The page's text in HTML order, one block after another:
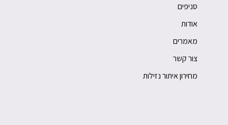
סניפים
אודות
מאמרים
צור קשר
מחירון איתור נזילות